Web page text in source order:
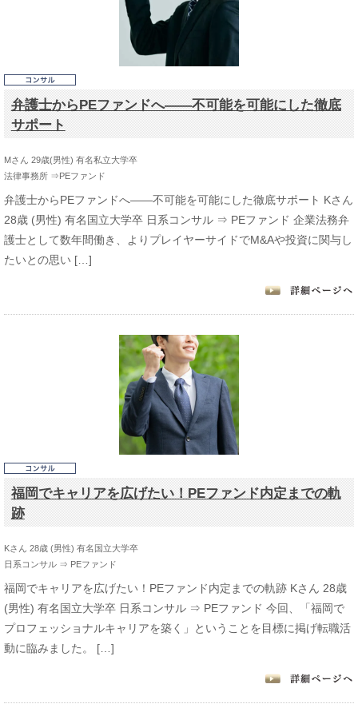
弁護士からPEファンドへ――不可能を可能にした徹底
サポート
Mさん 29歳(男性) 有名私立大学卒
法律事務所 ⇒PEファンド
弁護士からPEファンドへ――不可能を可能にした徹底サポート Kさん
28歳 (男性) 有名国立大学卒 日系コンサル ⇒ PEファンド 企業法務弁
護士として数年間働き、よりプレイヤーサイドでM&Aや投資に関与し
たいとの思い […]
福岡でキャリアを広げたい！PEファンド内定までの軌
跡
Kさん 28歳 (男性) 有名国立大学卒
日系コンサル ⇒ PEファンド
福岡でキャリアを広げたい！PEファンド内定までの軌跡 Kさん 28歳
(男性) 有名国立大学卒 日系コンサル ⇒ PEファンド 今回、「福岡で
プロフェッショナルキャリアを築く」ということを目標に掲げ転職活
動に臨みました。 […]